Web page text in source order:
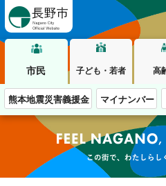
市民 子ども・若者 高
熊本地震災害義援金 マイナンバー
この街で、わたしら